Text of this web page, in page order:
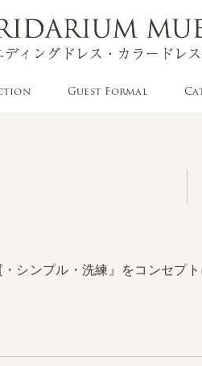
Guest Formal
・シンプル・洗練』をコンセプ